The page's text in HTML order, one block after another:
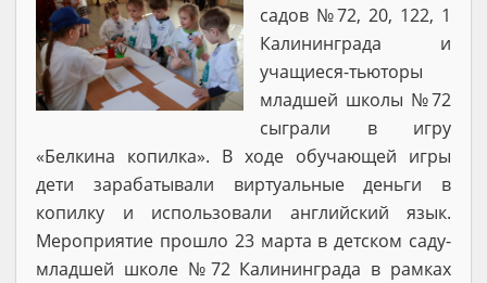
садов №72, 20, 122, 1
Калининграда и
учащиеся-тьюторы
младшей школы №72
сыграли в игру
«Белкина копилка». В ходе обучающей игры
дети зарабатывали виртуальные деньги в
копилку и использовали английский язык.
Мероприятие прошло 23 марта в детском саду-
младшей школе №72 Калининграда в рамках